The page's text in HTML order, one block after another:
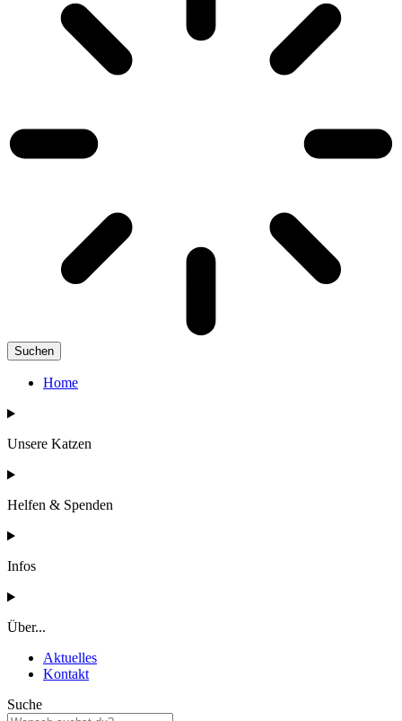
Suchen
Home
Unsere Katzen
Helfen & Spenden
Infos
Über...
Aktuelles
Kontakt
Suche